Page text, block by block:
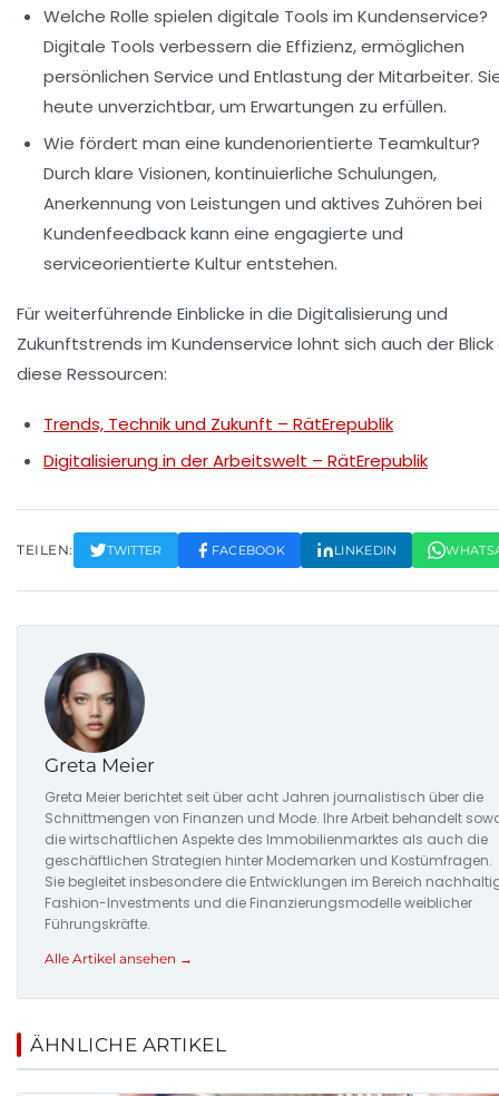
Welche Rolle spielen digitale Tools im Kundenservice?
Digitale Tools verbessern die Effizienz, ermöglichen
persönlichen Service und Entlastung der Mitarbeiter.
heute unverzichtbar, um Erwartungen zu erfüllen.
Wie fördert man eine kundenorientierte Teamkultur?
Durch klare Visionen, kontinuierliche Schulungen,
Anerkennung von Leistungen und aktives Zuhören bei
Kundenfeedback kann eine engagierte und
serviceorientierte Kultur entstehen.
Für weiterführende Einblicke in die Digitalisierung und
Zukunftstrends im Kundenservice lohnt sich auch der
diese Ressourcen:
Trends, Technik und Zukunft – RätErepublik
Digitalisierung in der Arbeitswelt – RätErepublik
TEILEN: TWITTER FACEBOOK LINKEDIN
Greta Meier
Greta Meier berichtet seit über acht Jahren journalistisch über die
Schnittmengen von Finanzen und Mode. Ihre Arbeit behandelt
die wirtschaftlichen Aspekte des Immobilienmarktes als auch die
geschäftlichen Strategien hinter Modemarken und Kostümfragen.
Sie begleitet insbesondere die Entwicklungen im Bereich
Fashion-Investments und die Finanzierungsmodelle weiblicher
Führungskräfte.
Alle Artikel ansehen →
ÄHNLICHE ARTIKEL